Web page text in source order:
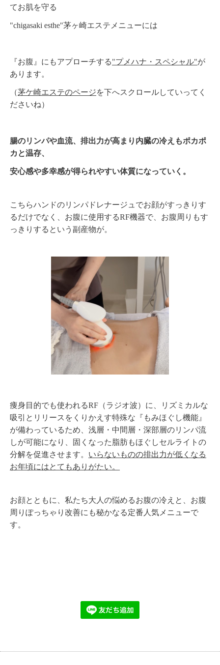
てお肌を守る
"chigasaki esthe"茅ヶ崎エステメニューには
『お腹』にもアプローチする"プメハナ・スペシャル"が
あります。
（茅ケ崎エステのページを下へスクロールしていってく
ださいね）
腸のリンパや血流、排出力が高まり内臓の冷えもポカポ
カと温存、
安心感や多幸感が得られやすい体質になっていく。
こちらハンドのリンパドレナージュでお顔がすっきりす
るだけでなく、お腹に使用するRF機器で、お腹周りもす
っきりするという副産物が。
痩身目的でも使われるRF（ラジオ波）に、リズミカルな
吸引とリリースをくりかえす特殊な『もみほぐし機能』
が備わっているため、浅層・中間層・深部層のリンパ流
しが可能になり、固くなった脂肪もほぐしセルライトの
分解を促進させます。 いらないものの排出力が低くなる
お年頃にはとてもありがたい。
お顔とともに、私たち大人の悩めるお腹の冷えと、お腹
周りぽっちゃり改善にも秘かなる定番人気メニューで
す。